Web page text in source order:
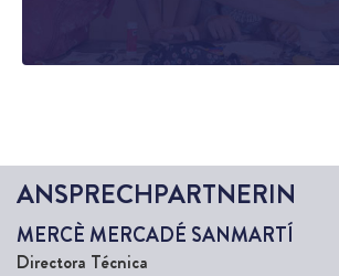
ANSPRECHPARTNERIN
MERCÈ MERCADÉ SANMARTÍ
Directora Técnica